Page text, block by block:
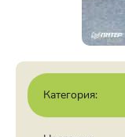
Категория: